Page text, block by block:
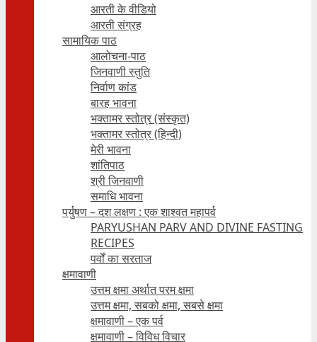
आरती के वीडियो
आरती संग्रह
सामायिक पाठ
आलोचना-पाठ
जिनवाणी स्तुति
निर्वाण कांड
बारह भावना
भक्तामर स्तोत्र (संस्कृत)
भक्तामर स्तोत्र (हिन्दी)
मेरी भावना
शांतिपाठ
श्री जिनवाणी
समाधि भावना
पर्युषण – दश लक्षण : एक शाश्वत महापर्व
PARYUSHAN PARV AND DIVINE FASTING
RECIPES
पर्वों का सरताज
क्षमावाणी
उत्तम क्षमा अर्थात परम क्षमा
उत्तम क्षमा, सबको क्षमा, सबसे क्षमा
क्षमावाणी – एक पर्व
क्षमावाणी – विविध विचार